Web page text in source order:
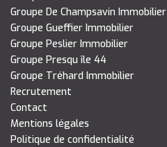
Groupe De Champsavin Immobilier
Groupe Gueffier Immobilier
Groupe Peslier Immobilier
Groupe Presqu île 44
Groupe Tréhard Immobilier
Recrutement
Contact
Mentions légales
Politique de confidentialité